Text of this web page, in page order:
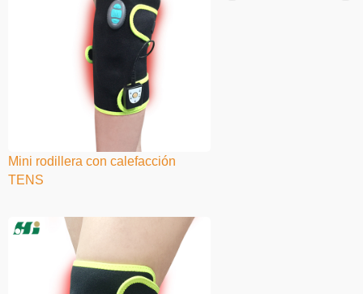
Mini rodillera con calefacción
TENS